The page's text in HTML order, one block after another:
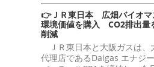
👉ＪＲ東日本 広畑バイオマ
環境価値を購入 CO2排出量
削減
ＪＲ東日本と大阪ガスは、
代理店であるDaigas エナジ